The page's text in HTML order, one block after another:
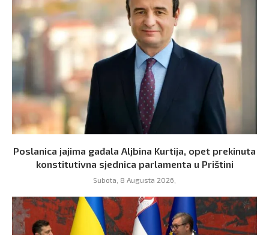
Poslanica jajima gađala Aljbina Kurtija, opet prekinuta
konstitutivna sjednica parlamenta u Prištini
Subota, 8 Augusta 2026,